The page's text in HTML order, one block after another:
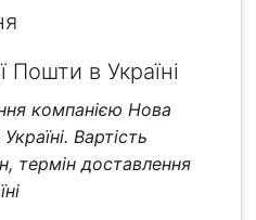
Пошти в Україні
компанією Нова
Вартість
термін доставлення